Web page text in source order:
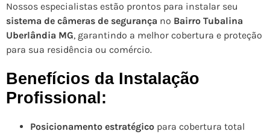
Nossos especialistas estão prontos para instalar seu
sistema de câmeras de segurança no Bairro Tubalina
Uberlândia MG, garantindo a melhor cobertura e proteção
para sua residência ou comércio.
Benefícios da Instalação
Profissional:
Posicionamento estratégico para cobertura total